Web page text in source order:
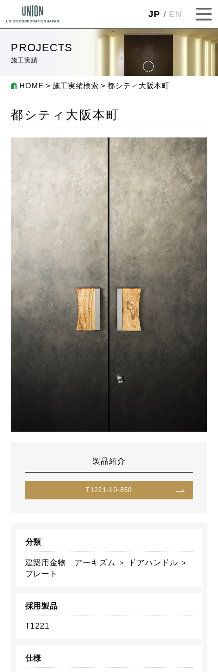
JP EN
PROJECTS
施工実績
HOME 施工実績検索 都シティ大阪本町
都シティ大阪本町
製品紹介
T1221-10-850
分類
建築用金物 アーキズム ＞ ドアハンドル ＞
プレート
採用製品
T1221
仕様